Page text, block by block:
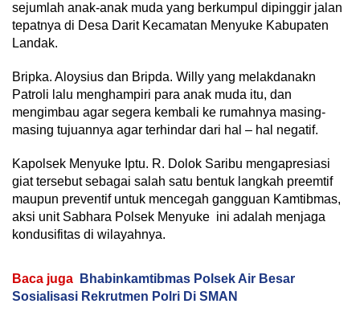
sejumlah anak-anak muda yang berkumpul dipinggir jalan
tepatnya di Desa Darit Kecamatan Menyuke Kabupaten
Landak.
Bripka. Aloysius dan Bripda. Willy yang melakdanakn
Patroli lalu menghampiri para anak muda itu, dan
mengimbau agar segera kembali ke rumahnya masing-
masing tujuannya agar terhindar dari hal – hal negatif.
Kapolsek Menyuke Iptu. R. Dolok Saribu mengapresiasi
giat tersebut sebagai salah satu bentuk langkah preemtif
maupun preventif untuk mencegah gangguan Kamtibmas,
aksi unit Sabhara Polsek Menyuke ini adalah menjaga
kondusifitas di wilayahnya.
Baca juga
Bhabinkamtibmas Polsek Air Besar
Sosialisasi Rekrutmen Polri Di SMAN